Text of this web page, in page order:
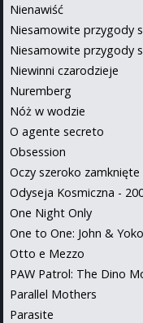
Nienawiść
Niesamowite przygody
Niesamowite przygody
Niewinni czarodzieje
Nuremberg
Nóż w wodzie
O agente secreto
Obsession
Oczy szeroko zamknięte
Odyseja Kosmiczna -
One Night Only
One to One: John & Yoko
Otto e Mezzo
PAW Patrol: The Dino
Parallel Mothers
Parasite